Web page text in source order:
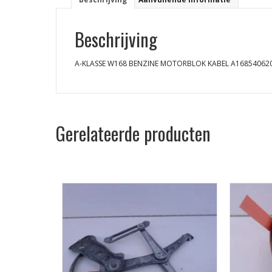
Beschrijving
A-KLASSE W168 BENZINE MOTORBLOK KABEL
Gerelateerde producten